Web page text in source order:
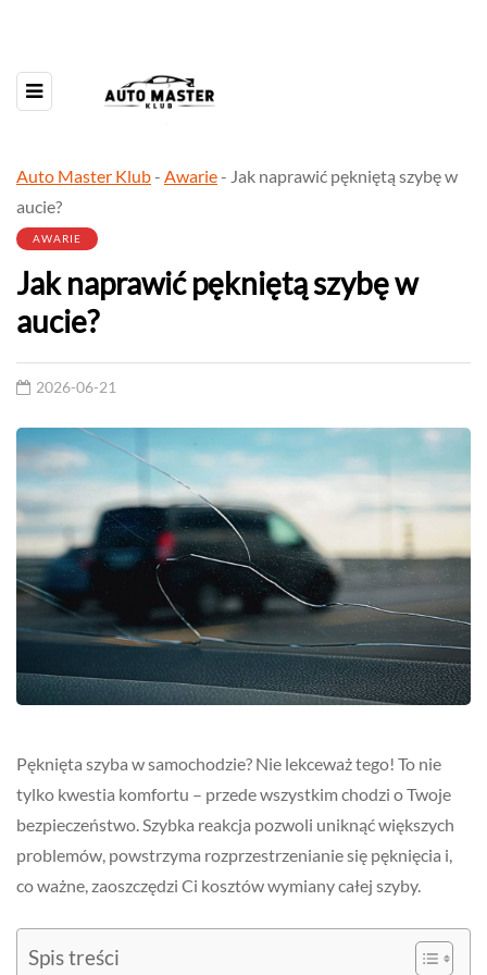
Auto Master Klub- Awarie- Jak naprawić pękniętą szybę w
aucie?
AWARIE
Jak naprawić pękniętą szybę w
aucie?
2026-06-21
Pęknięta szyba w samochodzie? Nie lekceważ tego! To nie
tylko kwestia komfortu – przede wszystkim chodzi o Twoje
bezpieczeństwo. Szybka reakcja pozwoli uniknąć większych
problemów, powstrzyma rozprzestrzenianie się pęknięcia i,
co ważne, zaoszczędzi Ci kosztów wymiany całej szyby.
Spis treści